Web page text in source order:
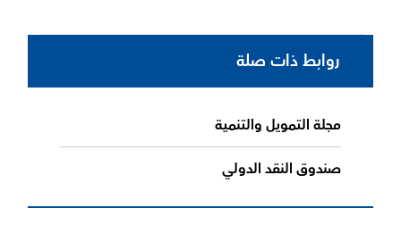
روابط ذات صلة
مجلة التمويل والتنمية
صندوق النقد الدولي